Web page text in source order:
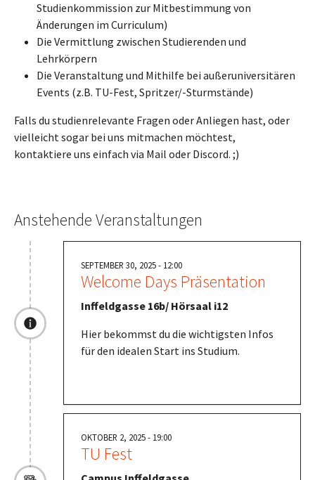
Studienkommission zur Mitbestimmung von
Änderungen im Curriculum)
Die Vermittlung zwischen Studierenden und
Lehrkörpern
Die Veranstaltung und Mithilfe bei außeruniversitären
Events (z.B. TU-Fest, Spritzer/-Sturmstände)
Falls du studienrelevante Fragen oder Anliegen hast, oder
vielleicht sogar bei uns mitmachen möchtest,
kontaktiere uns einfach via Mail oder Discord. ;)
Anstehende Veranstaltungen
SEPTEMBER 30, 2025 - 12:00
Welcome Days Präsentation
Inffeldgasse 16b/ Hörsaal i12
Hier bekommst du die wichtigsten Infos
für den idealen Start ins Studium.
OKTOBER 2, 2025 - 19:00
TU Fest